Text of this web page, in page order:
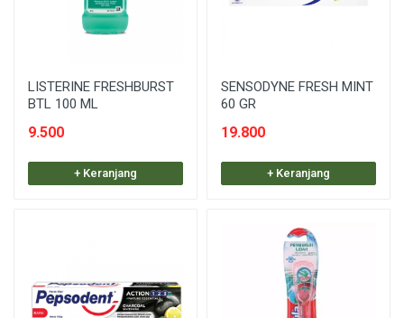
LISTERINE FRESHBURST
BTL 100 ML
9.500
+ Keranjang
SENSODYNE FRESH MINT
60 GR
19.800
+ Keranjang